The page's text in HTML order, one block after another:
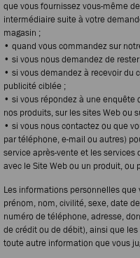
que vous fournissez vous-même
intermédiaire suite à votre
magasin ;
• quand vous commandez sur
• si vous nous demandez de
• si vous demandez à recevoir du
publicité ciblée ;
• si vous répondez à une enquête
nos produits, sur les sites Web ou
• si vous nous contactez ou que
par téléphone, e-mail ou autres)
service après-vente et les services
avec le Site Web ou un produit, ou
Les informations personnelles
prénom, nom, civilité, sexe, date
numéro de téléphone, adresse,
de crédit ou de débit), ainsi que
toute autre information que vous